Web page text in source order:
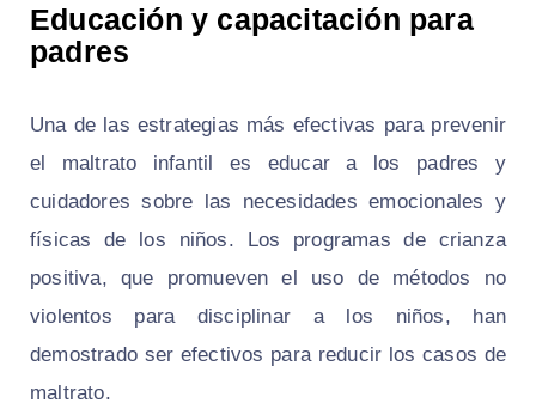
Educación y capacitación para
padres
Una de las estrategias más efectivas para prevenir
el maltrato infantil es educar a los padres y
cuidadores sobre las necesidades emocionales y
físicas de los niños. Los programas de crianza
positiva, que promueven el uso de métodos no
violentos para disciplinar a los niños, han
demostrado ser efectivos para reducir los casos de
maltrato.